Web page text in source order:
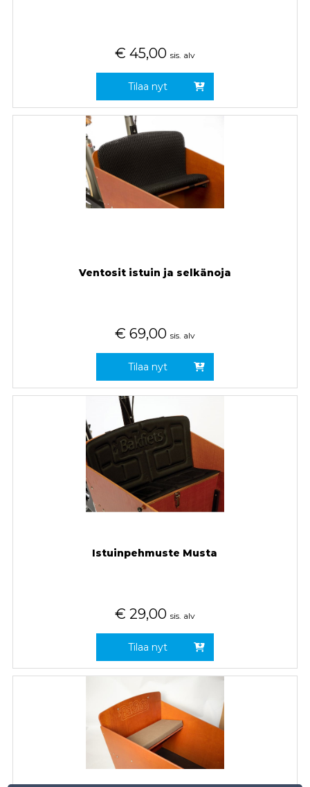
€ 45,00 sis. alv
Tilaa nyt
Ventosit istuin ja selkänoja
€ 69,00 sis. alv
Tilaa nyt
Istuinpehmuste Musta
€ 29,00 sis. alv
Tilaa nyt